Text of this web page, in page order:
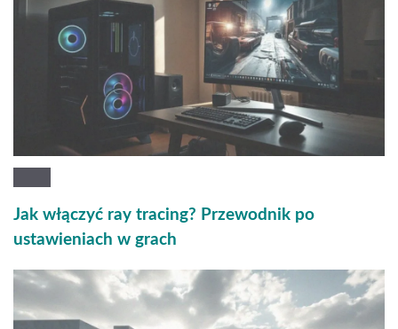
Jak włączyć ray tracing? Przewodnik po
ustawieniach w grach